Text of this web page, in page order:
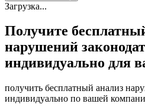
Загрузка...
Получите
нарушений
индивидуально для
получить бесплатный анализ
индивидуально по вашей